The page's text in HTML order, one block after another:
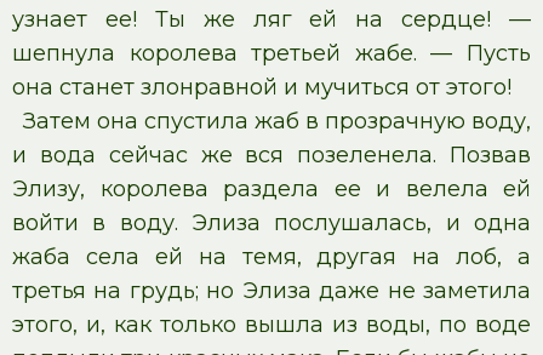
узнает ее! Ты же ляг ей на сердце! —
шепнула королева третьей жабе. — Пусть
она станет злонравной и мучиться от этого!
Затем она спустила жаб в прозрачную воду,
и вода сейчас же вся позеленела. Позвав
Элизу, королева раздела ее и велела ей
войти в воду. Элиза послушалась, и одна
жаба села ей на темя, другая на лоб, а
третья на грудь; но Элиза даже не заметила
этого, и, как только вышла из воды, по воде